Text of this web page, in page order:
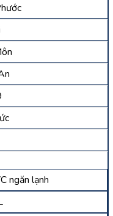
ngăn lạnh